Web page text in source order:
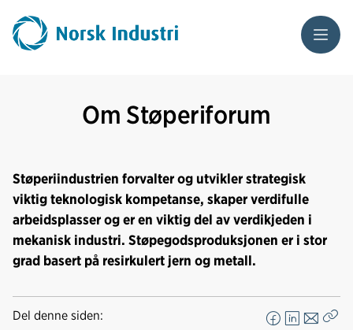
Meny
Om Støperiforum
Støperiindustrien forvalter og utvikler strategisk
viktig teknologisk kompetanse, skaper verdifulle
arbeidsplasser og er en viktig del av verdikjeden i
mekanisk industri. Støpegodsproduksjonen er i stor
grad basert på resirkulert jern og metall.
Del denne siden:
F
L
E